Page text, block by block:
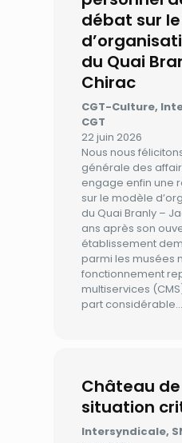
débat sur
du Quai
Chirac
CGT-Culture,
CGT
22 juin 2026
Nous nous
générale des
engage enfin une
sur le modèle
du Quai Branly –
ans après son
établissement
parmi les musées
fonctionnement
multiservices
part considérable…
Château de
situation
Intersyndicale,